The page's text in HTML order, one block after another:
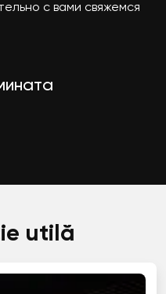
с вами свяжемся
utilă